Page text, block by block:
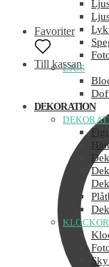
Favoriter
Till kassan
LJUS
DEKORATION